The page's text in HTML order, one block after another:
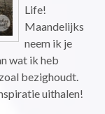
Life!
Maandelijks
neem ik je
wat ik heb
bezighoudt.
uithalen!